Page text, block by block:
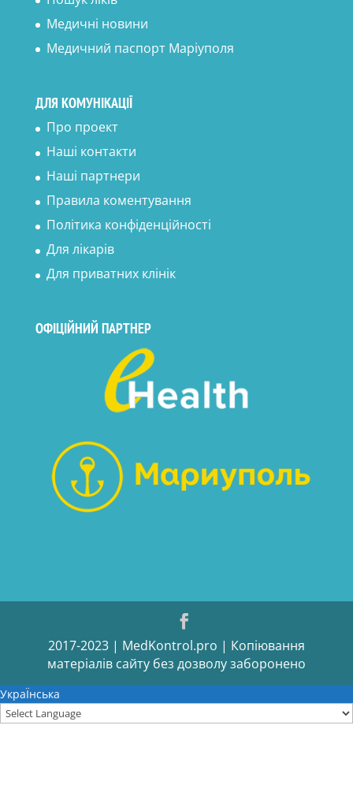
Медичні новини
Медичний паспорт Маріуполя
ДЛЯ КОМУНІКАЦІЇ
Про проект
Наші контакти
Наші партнери
Правила коментування
Політика конфіденційності
Для лікарів
Для приватних клінік
ОФІЦІЙНИЙ ПАРТНЕР
2017-2023 | MedKontrol.pro | Копіювання
матеріалів сайту без дозволу заборонено
УкраЇнська